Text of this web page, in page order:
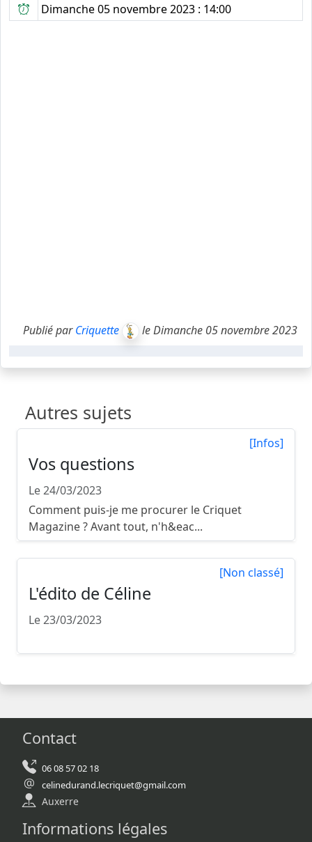
Dimanche 05 novembre 2023 : 14:00
Publié parCriquette le Dimanche 05 novembre 2023
Autres sujets
[Infos]
Vos questions
Le 24/03/2023
Comment puis-je me procurer le Criquet
Magazine ? Avant tout, n'h&eac...
[Non classé]
L'édito de Céline
Le 23/03/2023
Contact
06 08 57 02 18
celinedurand.lecriquet@gmail.com
Auxerre
Informations légales